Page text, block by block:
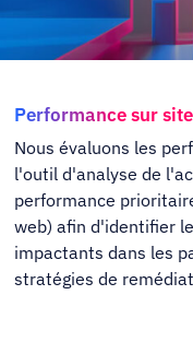
Performance sur
Nous évaluons les
l'outil d'analyse de
performance
web) afin d'identifier
impactants dans les
stratégies de